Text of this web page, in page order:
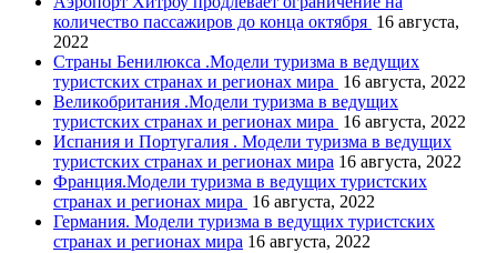
количество пассажиров до конца октября 16 августа,
2022
Страны Бенилюкса .Модели туризма в ведущих
туристских странах и регионах мира 16 августа, 2022
Великобритания .Модели туризма в ведущих
туристских странах и регионах мира 16 августа, 2022
Испания и Португалия . Модели туризма в ведущих
туристских странах и регионах мира 16 августа, 2022
Франция.Модели туризма в ведущих туристских
странах и регионах мира 16 августа, 2022
Германия. Модели туризма в ведущих туристских
странах и регионах мира 16 августа, 2022